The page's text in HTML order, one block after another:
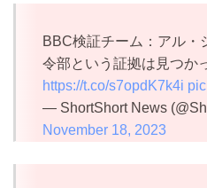
BBC検証チーム：アル・
令部という証拠は見つか
https://t.co/s7opdK7k4i
— ShortShort News
November 18, 2023